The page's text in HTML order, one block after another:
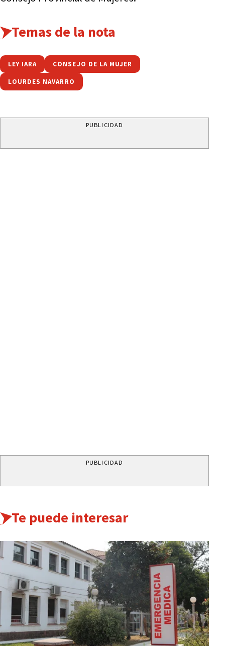
Temas de la nota
LEY IARA CONSEJO DE LA MUJER
LOURDES NAVARRO
PUBLICIDAD
PUBLICIDAD
Te puede interesar